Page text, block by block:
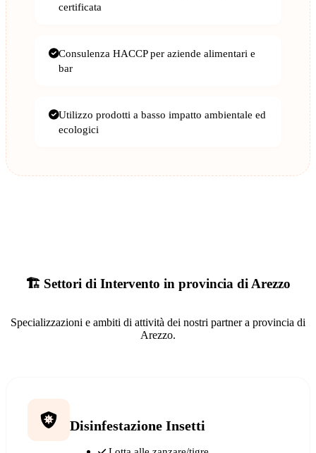
certificata
Consulenza HACCP per aziende alimentari e
bar
Utilizzo prodotti a basso impatto ambientale ed
ecologici
🏗️ Settori di Intervento in provincia di Arezzo
Specializzazioni e ambiti di attività dei nostri partner a provincia di
Arezzo.
Disinfestazione Insetti